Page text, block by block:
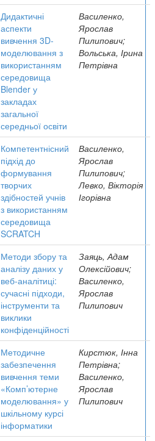
Дидактичні
аспекти
вивчення 3D-
моделювання з
використанням
середовища
Blender у
закладах
загальної
середньої освіти
Василенко,
Ярослав
Пилипович;
Вольська, Ірина
Петрівна
Компетентнісний
підхід до
формування
творчих
здібностей учнів
з використанням
середовища
SCRATCH
Василенко,
Ярослав
Пилипович;
Левко, Вікторія
Ігорівна
Методи збору та
аналізу даних у
веб-аналітиці:
сучасні підходи,
інструменти та
виклики
конфіденційності
Заяць, Адам
Олексійович;
Василенко,
Ярослав
Пилипович
Методичне
забезпечення
вивчення теми
«Комп’ютерне
моделювання» у
шкільному курсі
інформатики
Кирстюк, Інна
Петрівна;
Василенко,
Ярослав
Пилипович